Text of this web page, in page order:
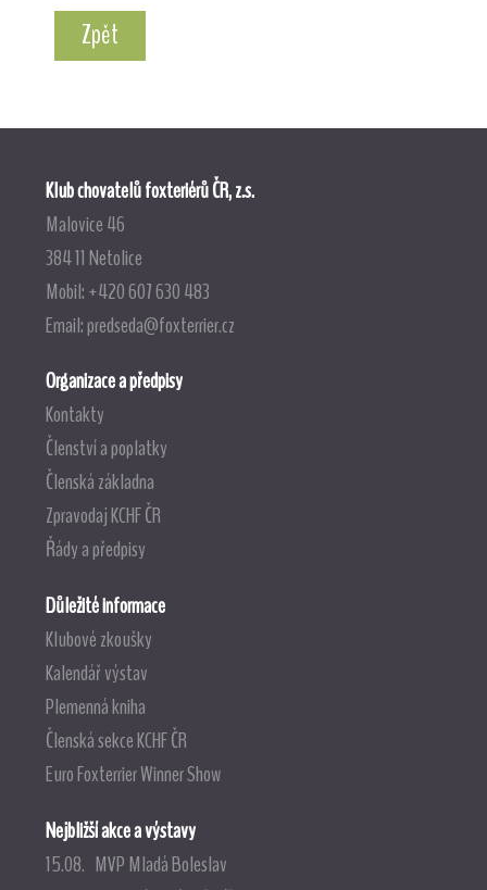
Zpět
Klub chovatelů foxteriérů ČR, z.s.
Malovice 46
384 11 Netolice
Mobil: +420 607 630 483
Email:predseda@foxterrier.cz
Organizace a předpisy
Kontakty
Členství a poplatky
Členská základna
Zpravodaj KCHF ČR
Řády a předpisy
Důležité informace
Klubové zkoušky
Kalendář výstav
Plemenná kniha
Členská sekce KCHF ČR
Euro Foxterrier Winner Show
Nejbližší akce a výstavy
15.08. MVP Mladá Boleslav